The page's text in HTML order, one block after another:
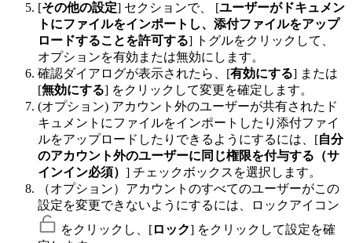
[その他の設定] セクションで、 [ユーザーがドキュメン
トにファイルをインポートし、添付ファイルをアップ
ロードすることを許可する] トグルをクリックして、
オプションを有効または無効にします。
確認ダイアログが表示されたら、[有効にする] または
[無効にする] をクリックして変更を確定します。
(オプション) アカウント外のユーザーが共有されたド
キュメントにファイルをインポートしたり添付ファイ
ルをアップロードしたりできるようにするには、[自分
のアカウント外のユーザーに同じ権限を付与する（サ
インイン必須） ] チェックボックスを選択します。
（オプション）アカウントのすべてのユーザーがこの
設定を変更できないようにするには、ロックアイコン
をクリックし、[ロック] をクリックして設定を確